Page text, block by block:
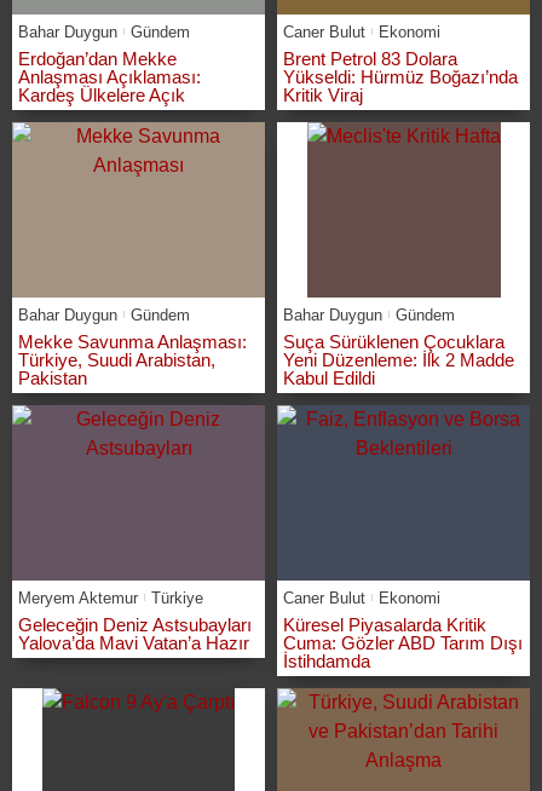
Bahar Duygun Gündem
Erdoğan’dan Mekke
Anlaşması Açıklaması:
Kardeş Ülkelere Açık
Caner Bulut Ekonomi
Brent Petrol 83 Dolara
Yükseldi: Hürmüz Boğazı’nda
Kritik Viraj
Bahar Duygun Gündem
Mekke Savunma Anlaşması:
Türkiye, Suudi Arabistan,
Pakistan
Bahar Duygun Gündem
Suça Sürüklenen Çocuklara
Yeni Düzenleme: İlk 2 Madde
Kabul Edildi
Meryem Aktemur Türkiye
Geleceğin Deniz Astsubayları
Yalova’da Mavi Vatan’a Hazır
Caner Bulut Ekonomi
Küresel Piyasalarda Kritik
Cuma: Gözler ABD Tarım Dışı
İstihdamda